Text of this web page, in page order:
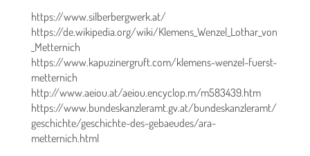
https://www.silberbergwerk.at/
https://de.wikipedia.org/wiki/Klemens_Wenzel_Lothar_von
_Metternich
https://www.kapuzinergruft.com/klemens-wenzel-fuerst-
metternich
http://www.aeiou.at/aeiou.encyclop.m/m583439.htm
https://www.bundeskanzleramt.gv.at/bundeskanzleramt/
geschichte/geschichte-des-gebaeudes/ara-
metternich.html